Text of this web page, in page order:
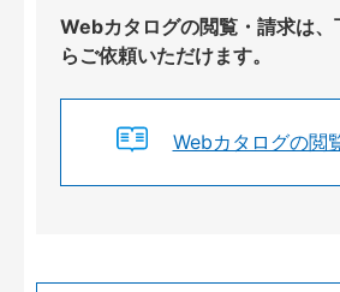
Webカタログの閲覧・請求は、
らご依頼いただけます。
Webカタログの閲